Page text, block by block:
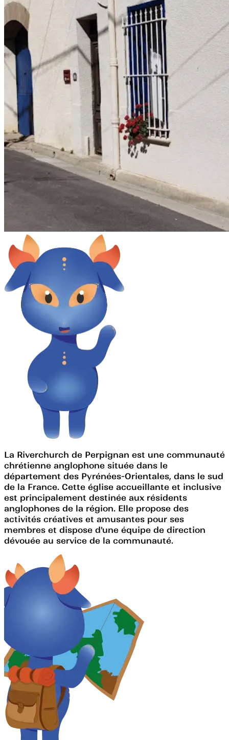
La Riverchurch de Perpignan est une communauté
chrétienne anglophone située dans le
département des Pyrénées-Orientales, dans le sud
de la France. Cette église accueillante et inclusive
est principalement destinée aux résidents
anglophones de la région. Elle propose des
activités créatives et amusantes pour ses
membres et dispose d'une équipe de direction
dévouée au service de la communauté.